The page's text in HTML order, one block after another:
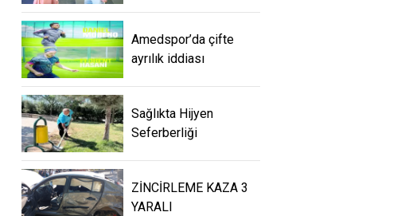
Amedspor’da çifte
ayrılık iddiası
Sağlıkta Hijyen
Seferberliği
ZİNCİRLEME KAZA 3
YARALI